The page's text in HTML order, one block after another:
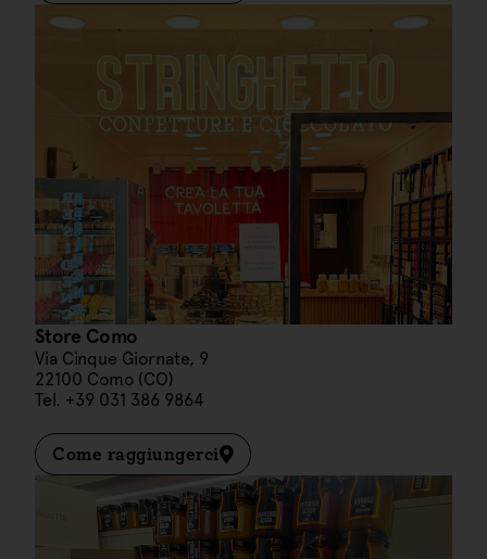
Store Como
Via Cinque Giornate, 9
22100 Como (CO)
Tel. +39 031 386 9864
Come raggiungerci